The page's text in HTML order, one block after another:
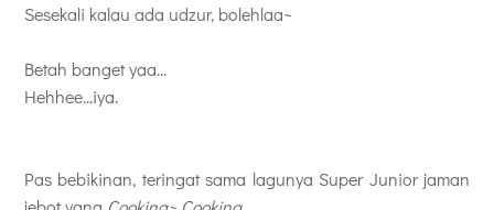
Sesekali kalau ada udzur, bolehlaa~
Betah banget yaa...
Hehhee...iya.
Pas bebikinan, teringat sama lagunya Super Junior jaman